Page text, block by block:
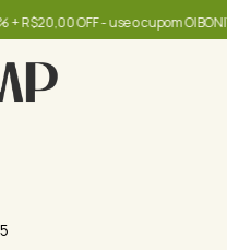
- use o cupom OIBONITA